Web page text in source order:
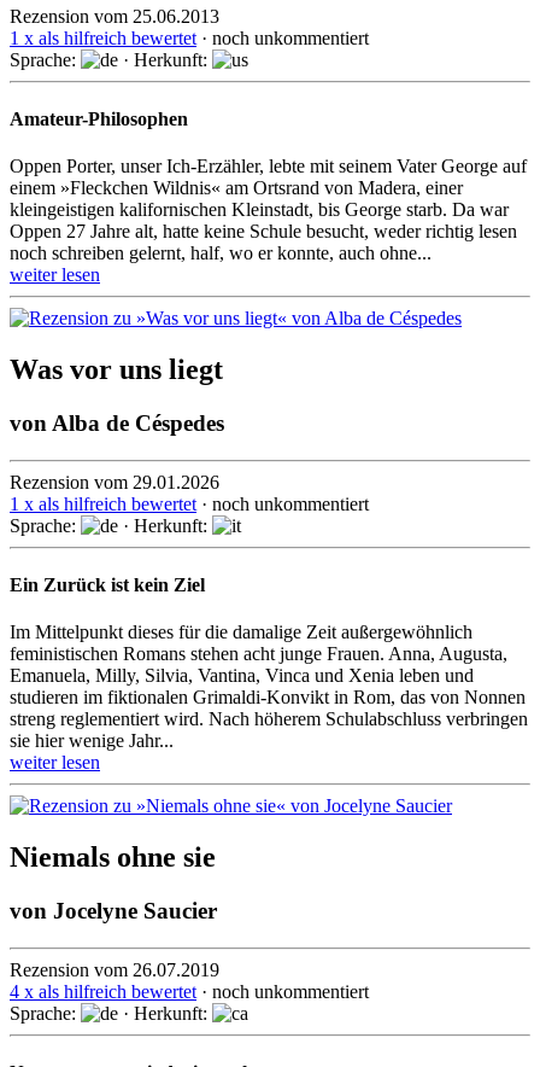
Rezension vom 25.06.2013
1 x als hilfreich bewertet · noch unkommentiert
Sprache:
· Herkunft:
Amateur-Philosophen
Oppen Porter, unser Ich-Erzähler, lebte mit seinem Vater George auf
einem »Fleckchen Wildnis« am Orts­rand von Madera, einer
kleingeistigen ka­li­for­ni­schen Kleinstadt, bis George starb. Da war
Oppen 27 Jahre alt, hatte keine Schule besucht, weder richtig lesen
noch schreiben gelernt, half, wo er konnte, auch ohne...
weiter lesen
Was vor uns liegt
vonAlba de Céspedes
Rezension vom 29.01.2026
1 x als hilfreich bewertet · noch unkommentiert
Sprache:
· Herkunft:
Ein Zurück ist kein Ziel
Im Mittelpunkt dieses für die damalige Zeit außergewöhnlich
feministischen Romans stehen acht junge Frauen. Anna, Augusta,
Emanuela, Milly, Silvia, Vantina, Vinca und Xenia leben und
studieren im fik­tio­nalen Grimaldi-Konvikt in Rom, das von Nonnen
streng regle­mentiert wird. Nach höherem Schul­ab­schluss ver­bringen
sie hier wenige Jahr...
weiter lesen
Niemals ohne sie
von Jocelyne Saucier
Rezension vom 26.07.2019
4 x als hilfreich bewertet · noch unkommentiert
Sprache:
· Herkunft: